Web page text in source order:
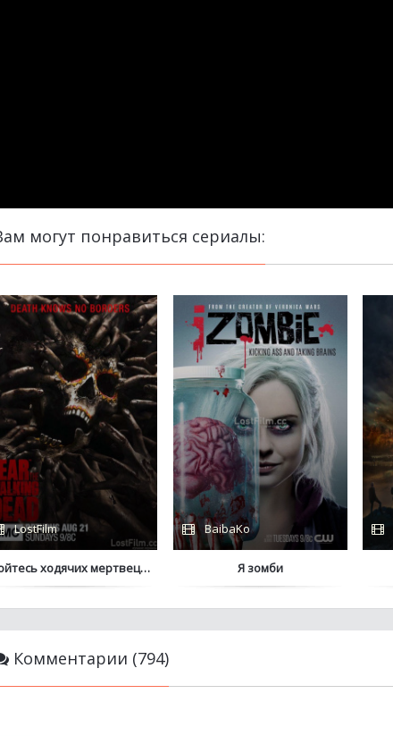
могут понравиться сериалы:
LostFilm
ходячих мертвецов
BaibaKo
Я зомби
Комментарии (794)